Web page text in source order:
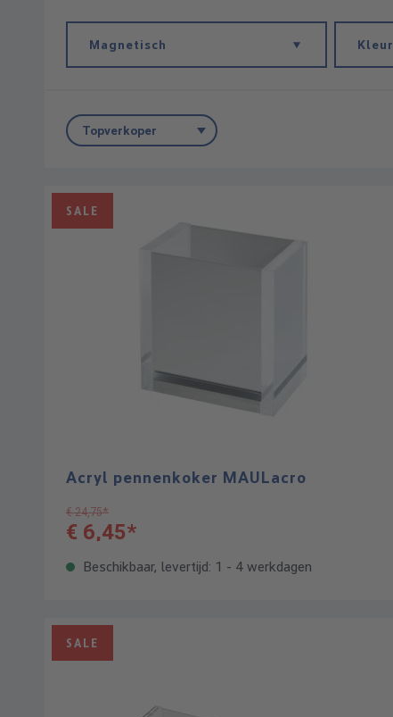
Magnetisch Kleur
SALE
Acryl pennenkoker MAULacro
€ 24,75*
€ 6,45*
Beschikbaar, levertijd: 1 - 4 werkdagen
SALE